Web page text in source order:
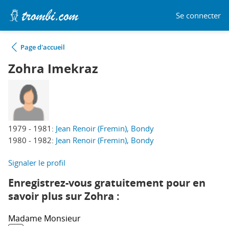
Se connecter
Page d'accueil
Zohra Imekraz
1979 - 1981: Jean Renoir (Fremin), Bondy
1980 - 1982: Jean Renoir (Fremin), Bondy
Signaler le profil
Enregistrez-vous gratuitement pour en
savoir plus sur Zohra :
Madame Monsieur